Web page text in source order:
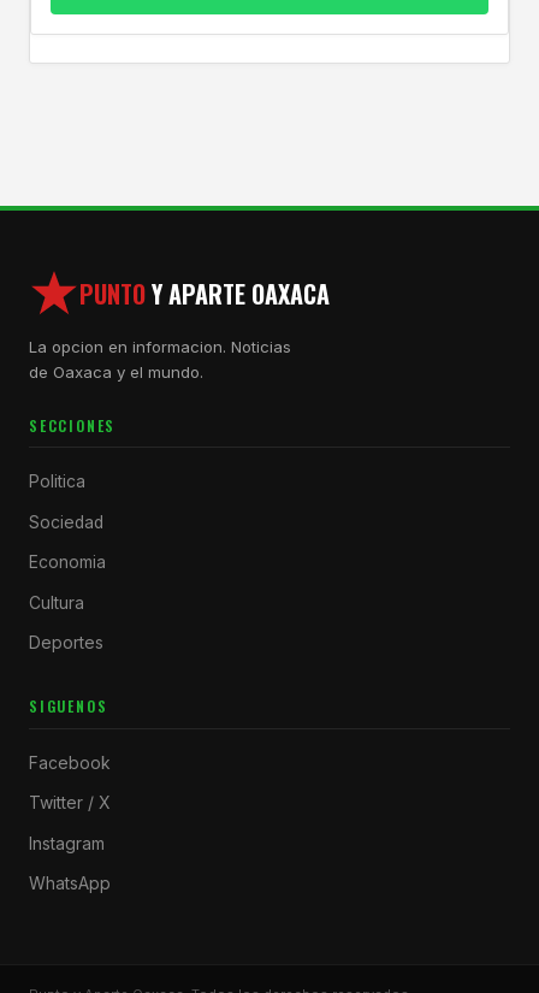
PUNTOY APARTE OAXACA
La opcion en informacion. Noticias
de Oaxaca y el mundo.
SECCIONES
Politica
Sociedad
Economia
Cultura
Deportes
SIGUENOS
Facebook
Twitter / X
Instagram
WhatsApp